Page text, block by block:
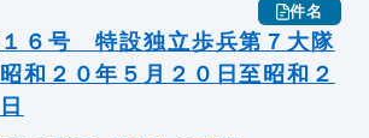
件名
６号 特設独立歩兵第７大隊
和２０年５月２０日至昭和２